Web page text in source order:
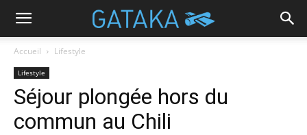
Accueil Lifestyle
Lifestyle
Séjour plongée hors du
commun au Chili